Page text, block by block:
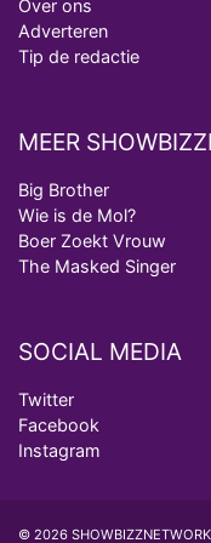
Over ons
Adverteren
Tip de redactie
MEER
Big Brother
Wie is de Mol?
Boer Zoekt Vrouw
The Masked Singer
SOCIAL MEDIA
Twitter
Facebook
Instagram
© 2026